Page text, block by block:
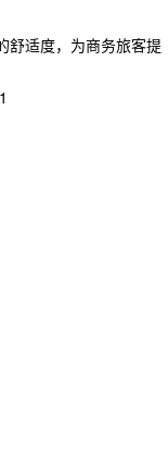
舒适度，为商务旅客提